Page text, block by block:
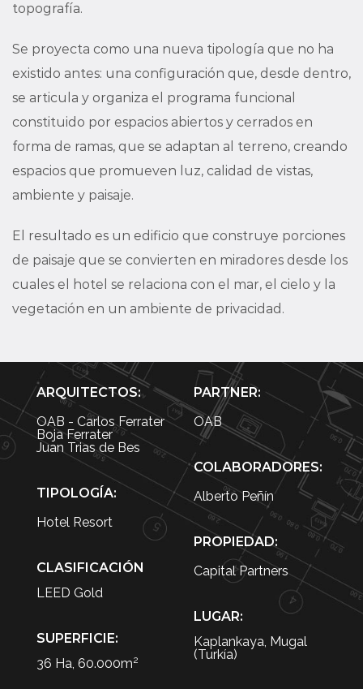
topografía.
Se proyecta como una nueva tipología que no ha
existido antes: una configuración que, desde dentro,
se articula y organiza el programa funcional
constituido por espacios abiertos y cerrados en
forma de ramas, que se adaptan al terreno, creando
espacios que promueven luz, calidad de vistas,
ambiente y paisaje.
El resultado es un edificio que construye porciones
de paisaje que se convierten en miradores desde los
cuales el hotel se relaciona con el mar, el cielo y la
vegetación en un ambiente de privacidad.
ARQUITECTOS:
OAB - Carlos Ferrater
Boja Ferrater
Juan Trias de Bes
TIPOLOGÍA:
Hotel Resort
CLASIFICACIÓN
LEED Gold
SUPERFICIE:
36 Ha, 60.000m2
PARTNER:
OAB
COLABORADORES:
Alberto Peñín
PROPIEDAD:
Capital Partners
LUGAR:
Kaplankaya, Mugal
(Turkía)